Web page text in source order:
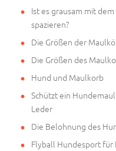
Ist es grausam mit
spazieren?
Die Größen der
Die Größen des
Hund und Maulkorb
Schützt ein
Leder
Die Belohnung des
Flyball Hundesport für